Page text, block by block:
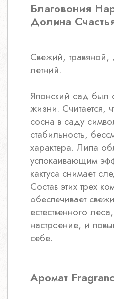
Благовония
Долина
Свежий, травяной,
летний.
Японский сад был
жизни. Считается,
сосна в саду
стабильность,
характера. Липа
успокаивающим
кактуса снимает
Состав этих трех
обеспечивает
естественного
настроение, и
себе.
Аромат